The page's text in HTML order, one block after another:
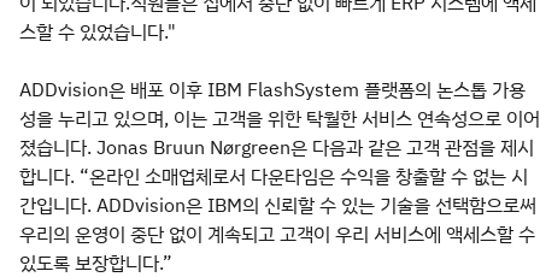
스할 수 있었습니다."
ADDvision은 배포 이후 IBM FlashSystem 플랫폼의 논스톱 가용
성을 누리고 있으며, 이는 고객을 위한 탁월한 서비스 연속성으로 이어
졌습니다. Jonas Bruun Nørgreen은 다음과 같은 고객 관점을 제시
합니다. “온라인 소매업체로서 다운타임은 수익을 창출할 수 없는 시
간입니다. ADDvision은 IBM의 신뢰할 수 있는 기술을 선택함으로써
우리의 운영이 중단 없이 계속되고 고객이 우리 서비스에 액세스할 수
있도록 보장합니다.”